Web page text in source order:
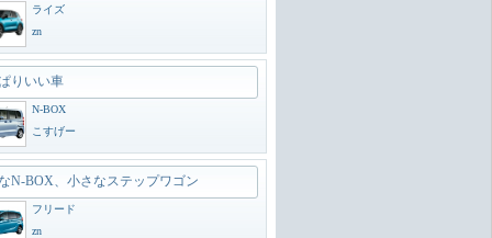
ライズ
zn
りいい車
N-BOX
こすげー
N-BOX、小さなステップワゴン
フリード
zn